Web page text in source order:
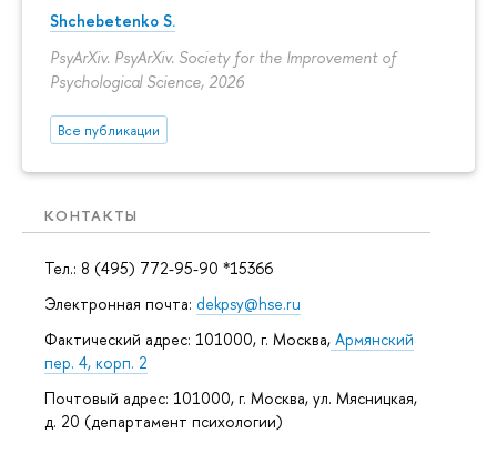
Shchebetenko S.
PsyArXiv. PsyArXiv. Society for the Improvement of
Psychological Science, 2026
Все публикации
КОНТАКТЫ
Тел.: 8 (495) 772-95-90 *15366
Электронная почта: dekpsy@hse.ru
Фактический адрес: 101000, г. Москва, Армянский
пер. 4, корп. 2
Почтовый адрес: 101000, г. Москва, ул. Мясницкая,
д. 20 (департамент психологии)